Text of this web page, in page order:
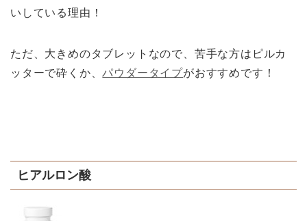
いしている理由！
ただ、大きめのタブレットなので、苦手な方はピルカ
ッターで砕くか、パウダータイプがおすすめです！
ヒアルロン酸